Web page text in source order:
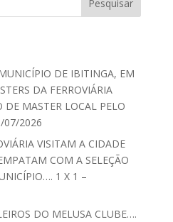
DE IBITINGA, EM
DA FERROVIÁRIA
DE MASTER LOCAL PELO
07/2026
VISITAM A CIDADE
COM A SELEÇÃO
1 X 1 –
DO MELUSA CLUBE….